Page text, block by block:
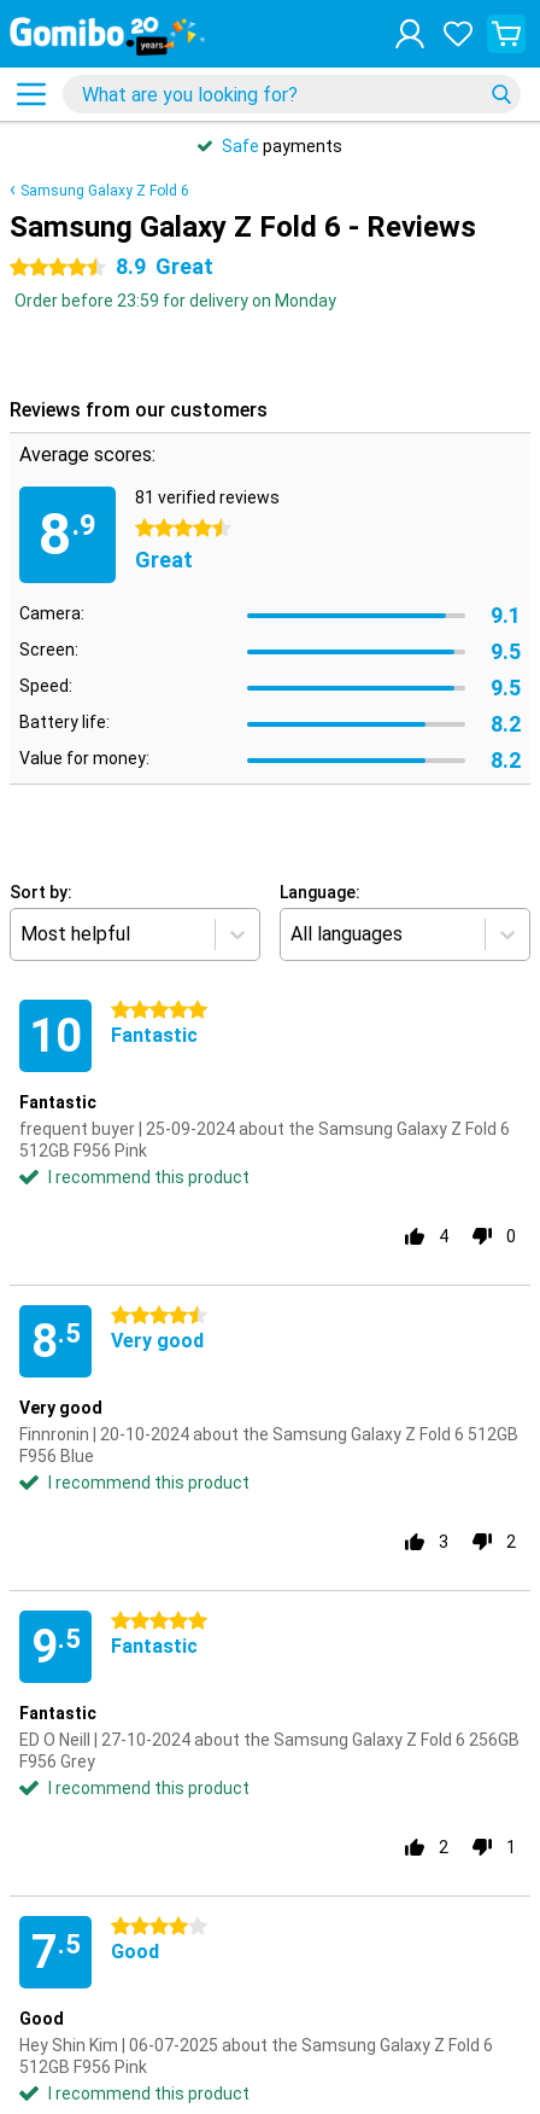
Safe payments
Samsung Galaxy Z Fold 6
Samsung Galaxy Z Fold 6 - Reviews
4.5 stars 8.9 Great
Order before 23:59 for delivery on Monday
Reviews from our customers
Average scores:
8.9
81 verified reviews
4.5 stars
Great
Camera: 9.1
Screen: 9.5
Speed: 9.5
Battery life: 8.2
Value for money: 8.2
Sort by:
Most helpful
Language:
All languages
10 5 stars
Fantastic
Fantastic
frequent buyer | 25-09-2024 about the Samsung Galaxy Z Fold 6
512GB F956 Pink
I recommend this product
4 0
8.5
4.5 stars
Very good
Very good
Finnronin | 20-10-2024 about the Samsung Galaxy Z Fold 6 512GB
F956 Blue
I recommend this product
3 2
9.5
5 stars
Fantastic
Fantastic
ED O Neill | 27-10-2024 about the Samsung Galaxy Z Fold 6 256GB
F956 Grey
I recommend this product
2 1
7.5
4 stars
Good
Good
Hey Shin Kim | 06-07-2025 about the Samsung Galaxy Z Fold 6
512GB F956 Pink
I recommend this product